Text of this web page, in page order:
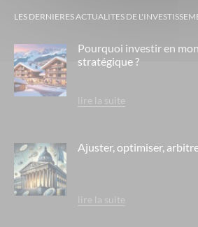
LES DERNIERES ACTUALITES DE
Pourquoi investir en
stratégique ?
lire la suite
Ajuster, optimiser,
lire la suite